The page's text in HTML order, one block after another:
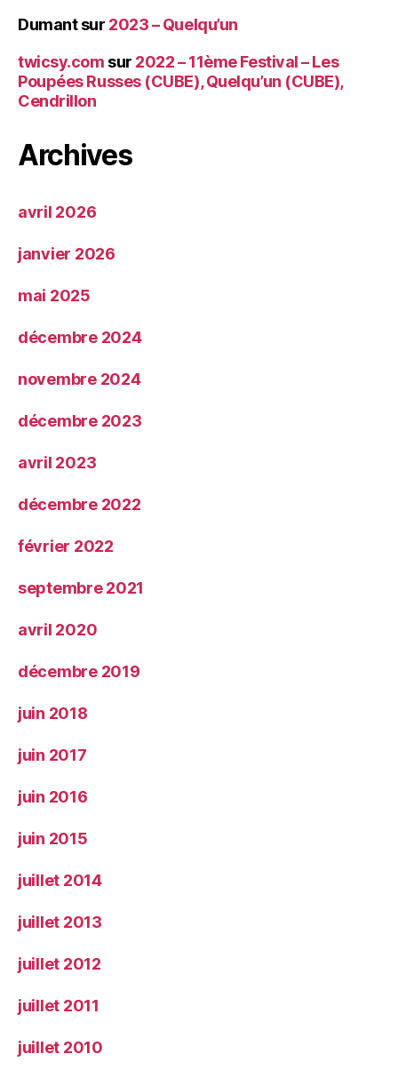
Dumantsur 2023 – Quelqu’un
twicsy.com sur 2022 – 11ème Festival – Les
Poupées Russes (CUBE), Quelqu’un (CUBE),
Cendrillon
Archives
avril 2026
janvier 2026
mai 2025
décembre 2024
novembre 2024
décembre 2023
avril 2023
décembre 2022
février 2022
septembre 2021
avril 2020
décembre 2019
juin 2018
juin 2017
juin 2016
juin 2015
juillet 2014
juillet 2013
juillet 2012
juillet 2011
juillet 2010